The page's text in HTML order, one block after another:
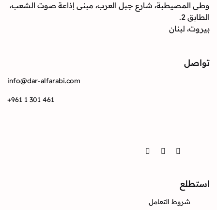
وطى المصيطبة، شارع جبل العرب، مبنى إذاعة صوت الشعب،
الطابق 2.
بيروت، لبنان
تواصل
info@dar-alfarabi.com
+961 1 301 461
Facebook
Instagram
Twitter
استطلع
شروط التعامل